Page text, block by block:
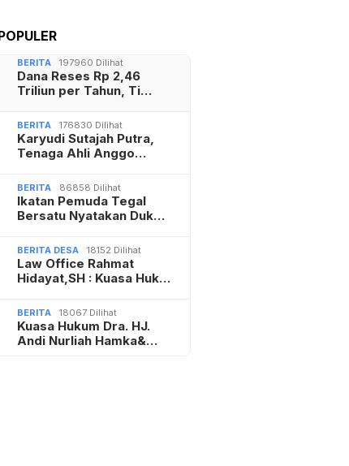
BERITA 197960 Dilihat
Dana Reses Rp 2,46
Triliun per Tahun, Ti…
BERITA 176830 Dilihat
Karyudi Sutajah Putra,
Tenaga Ahli Anggo…
BERITA 86858 Dilihat
Ikatan Pemuda Tegal
Bersatu Nyatakan Duk…
BERITA DESA 18152 Dilihat
Law Office Rahmat
Hidayat,SH : Kuasa Huk…
BERITA 18067 Dilihat
Kuasa Hukum Dra. HJ.
Andi Nurliah Hamka&…